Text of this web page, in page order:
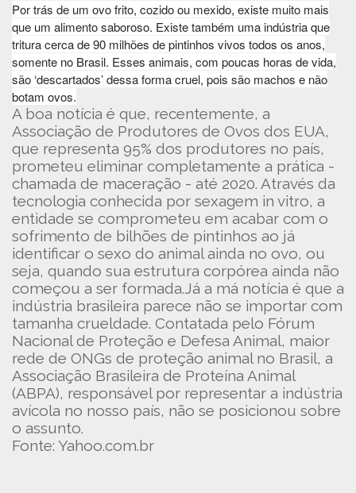
Por trás de um ovo frito, cozido ou mexido, existe muito mais
que um alimento saboroso. Existe também uma indústria que
tritura cerca de 90 milhões de pintinhos vivos todos os anos,
somente no Brasil. Esses animais, com poucas horas de vida,
são ‘descartados’ dessa forma cruel, pois são machos e não
botam ovos.
A boa notícia é que, recentemente, a
Associação de Produtores de Ovos dos EUA,
que representa 95% dos produtores no país,
prometeu eliminar completamente a prática -
chamada de maceração - até 2020. Através da
tecnologia conhecida por sexagem in vitro, a
entidade se comprometeu em acabar com o
sofrimento de bilhões de pintinhos ao já
identificar o sexo do animal ainda no ovo, ou
seja, quando sua estrutura corpórea ainda não
começou a ser formada.Já a má notícia é que a
indústria brasileira parece não se importar com
tamanha crueldade. Contatada pelo Fórum
Nacional de Proteção e Defesa Animal, maior
rede de ONGs de proteção animal no Brasil, a
Associação Brasileira de Proteína Animal
(ABPA), responsável por representar a indústria
avícola no nosso país, não se posicionou sobre
o assunto.
Fonte: Yahoo.com.br